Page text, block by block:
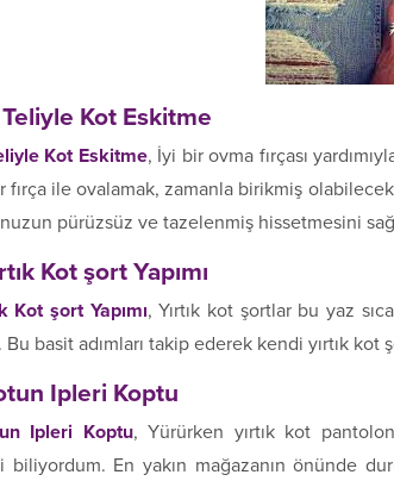
Teliyle Kot Eskitme
Kot Eskitme, İyi bir ovma fırçası
fırça ile ovalamak, zamanla birikmiş
pürüzsüz ve tazelenmiş hissetmesini
Kot şort Yapımı
Kot şort Yapımı, Yırtık kot şortlar bu yaz
basit adımları takip ederek kendi yırtık
Ipleri Koptu
Ipleri Koptu, Yürürken yırtık kot
biliyordum. En yakın mağazanın önünde